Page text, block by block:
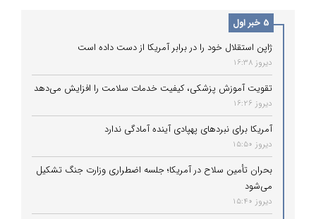
5 خبر اول
ژاپن استقلال خود را در برابر آمریکا از دست داده است
دیروز 16:38
تقویت آموزش پزشکی، کیفیت خدمات سلامت را افزایش می‌دهد
دیروز 16:26
آمریکا برای نبردهای پهپادی آینده آمادگی ندارد
دیروز 15:50
بحران تأمین سلاح در آمریکا؛ جلسه اضطراری وزارت جنگ تشکیل
می‌شود
دیروز 15:40